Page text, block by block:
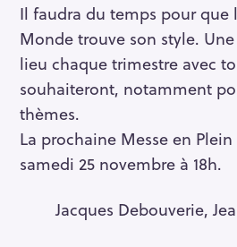
Il faudra du temps pour que
Monde trouve son style.
lieu chaque trimestre avec
souhaiteront, notamment
thèmes.
La prochaine Messe en
samedi 25 novembre à 18h.
Jacques Debouverie,
h
e
r
c
e
r